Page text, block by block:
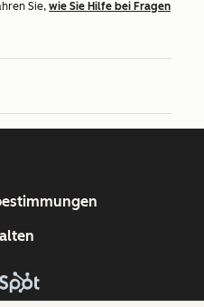
Sie, wie Sie Hilfe bei Fragen